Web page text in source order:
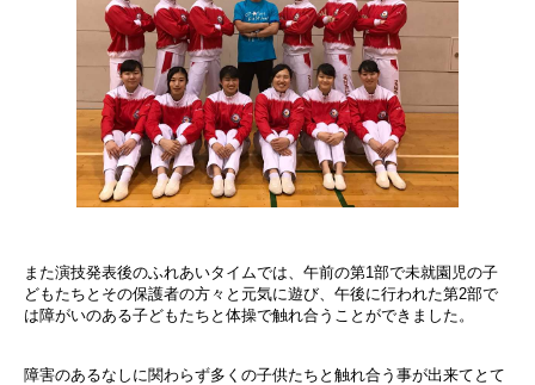
また演技発表後のふれあいタイムでは、午前の第1部で未就園児の子
どもたちとその保護者の方々と元気に遊び、午後に行われた第2部で
は障がいのある子どもたちと体操で触れ合うことができました。
障害のあるなしに関わらず多くの子供たちと触れ合う事が出来てとて